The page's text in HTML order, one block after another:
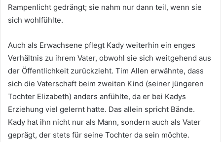
Rampenlicht gedrängt; sie nahm nur dann teil, wenn sie
sich wohlfühlte.
Auch als Erwachsene pflegt Kady weiterhin ein enges
Verhältnis zu ihrem Vater, obwohl sie sich weitgehend aus
der Öffentlichkeit zurückzieht. Tim Allen erwähnte, dass
sich die Vaterschaft beim zweiten Kind (seiner jüngeren
Tochter Elizabeth) anders anfühlte, da er bei Kadys
Erziehung viel gelernt hatte. Das allein spricht Bände.
Kady hat ihn nicht nur als Mann, sondern auch als Vater
geprägt, der stets für seine Tochter da sein möchte.